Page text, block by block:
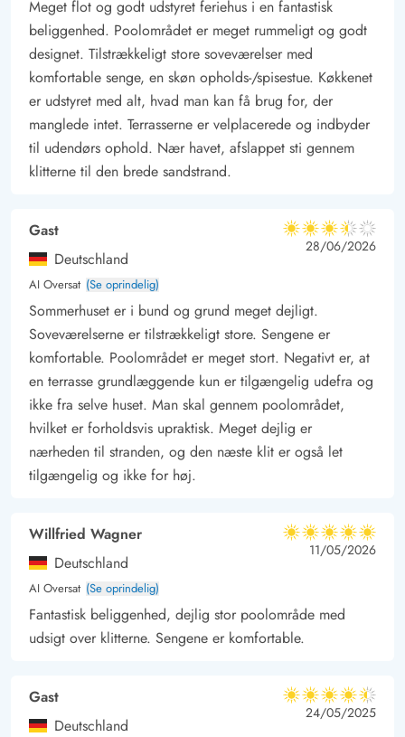
Meget flot og godt udstyret feriehus i en fantastisk
beliggenhed. Poolområdet er meget rummeligt og godt
designet. Tilstrækkeligt store soveværelser med
komfortable senge, en skøn opholds-/spisestue. Køkkenet
er udstyret med alt, hvad man kan få brug for, der
manglede intet. Terrasserne er velplacerede og indbyder
til udendørs ophold. Nær havet, afslappet sti gennem
klitterne til den brede sandstrand.
Gast
Deutschland
AI Oversat (Se oprindelig)
3.5 ud af 5
3.5 ud af 5
3.5 out of 5
28/06/2026
Sommerhuset er i bund og grund meget dejligt.
Soveværelserne er tilstrækkeligt store. Sengene er
komfortable. Poolområdet er meget stort. Negativt er, at
en terrasse grundlæggende kun er tilgængelig udefra og
ikke fra selve huset. Man skal gennem poolområdet,
hvilket er forholdsvis upraktisk. Meget dejlig er
nærheden til stranden, og den næste klit er også let
tilgængelig og ikke for høj.
Willfried Wagner
Deutschland
AI Oversat (Se oprindelig)
5 ud af 5
5 ud af 5
5 out of 5
11/05/2026
Fantastisk beliggenhed, dejlig stor poolområde med
udsigt over klitterne. Sengene er komfortable.
Gast
Deutschland
4.5 ud af 5
4.5 ud af 5
4.5 out of 5
24/05/2025